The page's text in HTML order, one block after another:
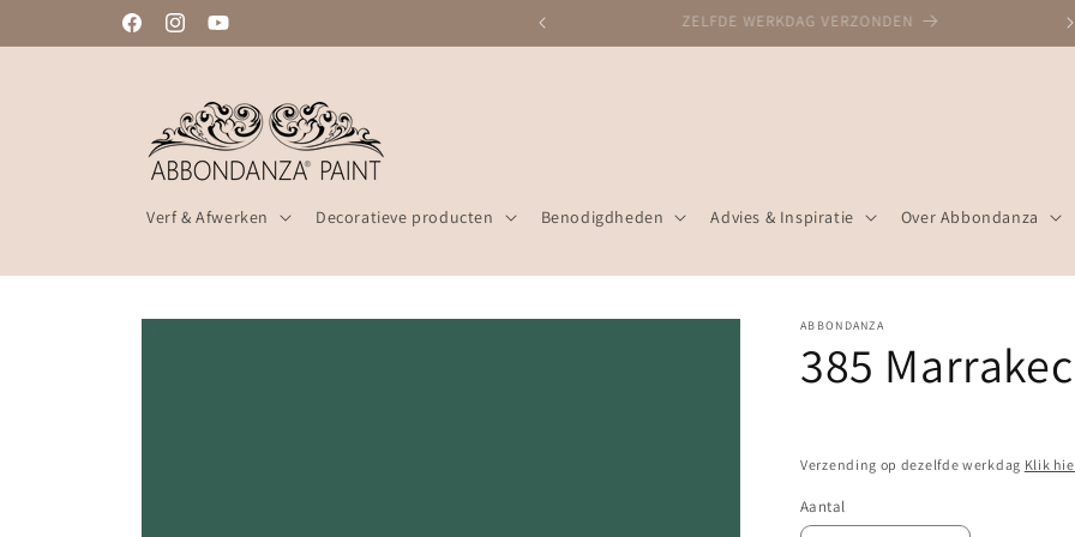
content
FacebookInstagramYouTube
ZELFDE WERKDAG VERZONDEN DESKUNDIG ADVIES, 30+ JAAR ERVARING
Verf & Afwerken Decoratieve producten Benodigdheden Advies & Inspiratie Over Abbondanza
ABBONDANZA
385
Verzending op dezelfde werkdag Klik
Aantal